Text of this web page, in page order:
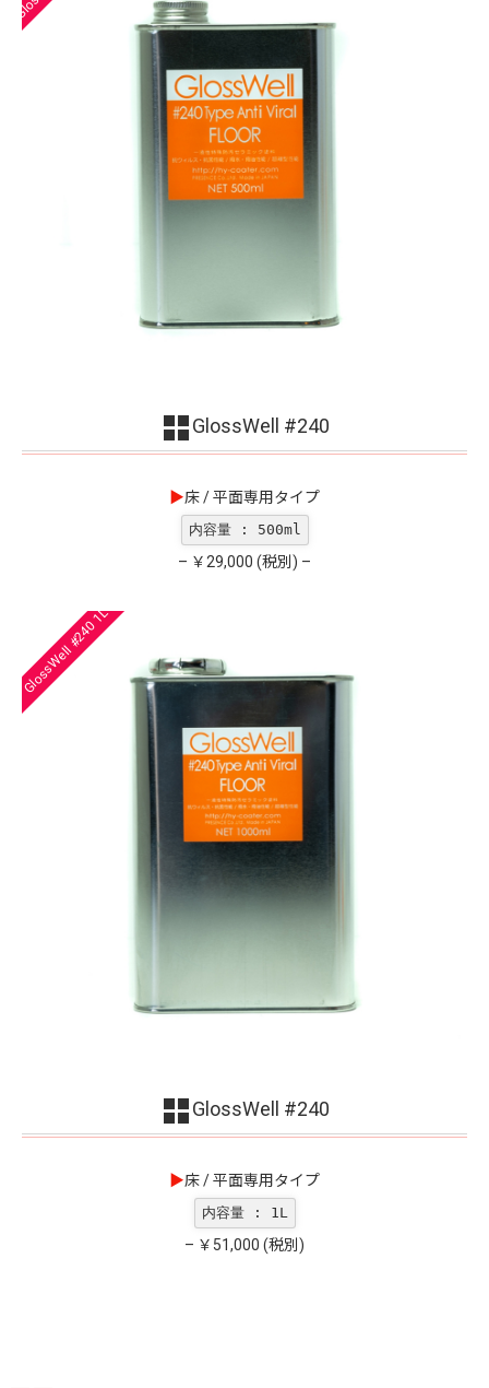
GlossWell #240
▶︎床 / 平面専用タイプ
内容量 : 500ml
– ￥29,000 (税別) –
GlossWell #240 1L
GlossWell #240
▶︎床 / 平面専用タイプ
内容量 : 1L
– ￥51,000 (税別)